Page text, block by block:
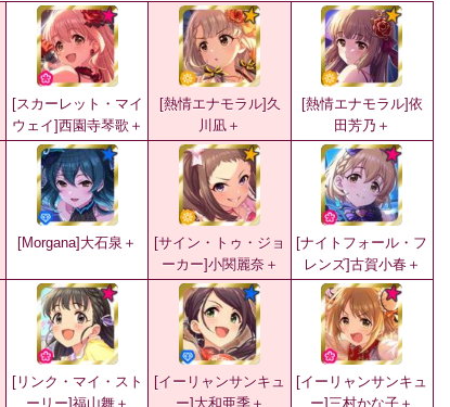
[スカーレット・マイ
ウェイ]西園寺琴歌＋
[熱情エナモラル]久
川凪＋
[熱情エナモラル]依
田芳乃＋
[Morgana]大石泉＋
[サイン・トゥ・ジョ
ーカー]小関麗奈＋
[ナイトフォール・フ
レンズ]古賀小春＋
[リンク・マイ・スト
ーリー]福山舞＋
[イーリャンサンキュ
ー]大和亜季＋
[イーリャンサンキュ
ー]三村かな子＋